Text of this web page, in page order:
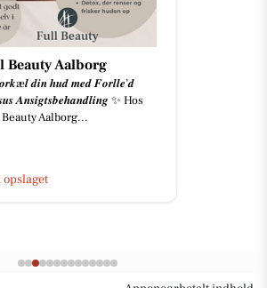
Beauty Aalborg
𝒅𝒊𝒏 𝒉𝒖𝒅 𝒎𝒆𝒅 𝑭𝒐𝒓𝒍𝒍𝒆’𝒅
𝑨𝒏𝒔𝒊𝒈𝒕𝒔𝒃𝒆𝒉𝒂𝒏𝒅𝒍𝒊𝒏𝒈 ✨ Hos
Aalborg...
opslaget